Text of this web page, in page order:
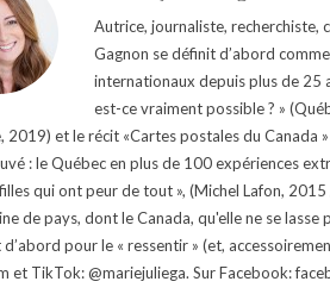
Autrice, journaliste, recherchiste,
Gagnon se définit d’abord
internationaux depuis plus de 25
est-ce vraiment possible ? »
2019) et le récit «Cartes postales du Canada
: le Québec en plus de 100 expériences
qui ont peur de tout », (Michel Lafon,
de pays, dont le Canada, qu'elle ne se
d’abord pour le « ressentir » (et,
et TikTok: @mariejuliega. Sur Facebook: